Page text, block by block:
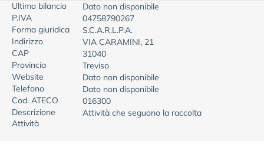
Ultimo bilancio
Dato non disponibile
P.IVA
04758790267
Forma giuridica
S.C.A.R.L.P.A.
Indirizzo
VIA CARAMINI, 21
CAP
31040
Provincia
Treviso
Website
Dato non disponibile
Telefono
Dato non disponibile
Cod. ATECO
016300
Descrizione
Attività
Attività che seguono la raccolta